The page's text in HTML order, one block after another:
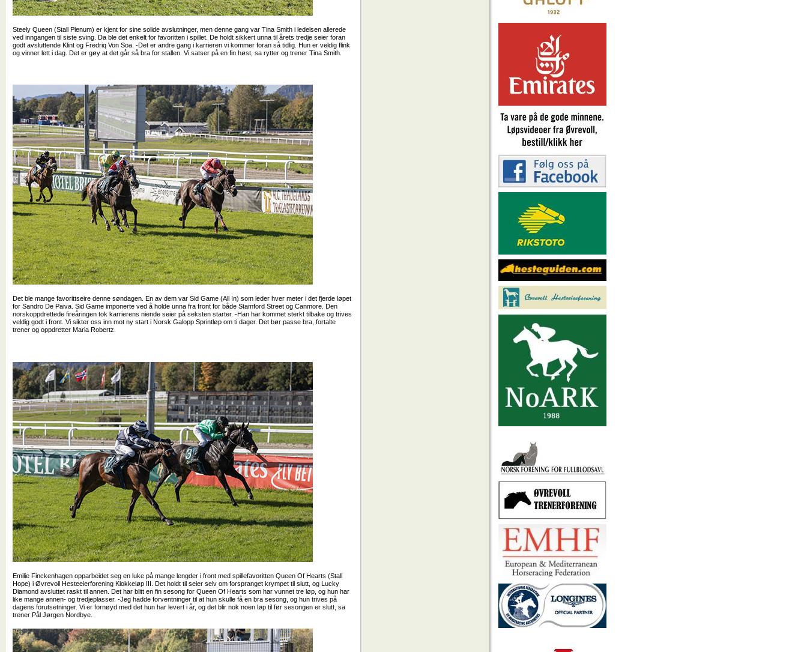
Steely Queen (Stall Plenum) er kjent for sine solide avslutninger, men denne gang var Tina Smith i ledelsen allerede
ved inngangen til siste sving. Da ble det enkelt for favoritten i spillet. De holdt sikkert unna til årets tredje seier foran
godt avsluttende Klint og Fredriq Von Soa. -Det er andre gang i karrieren vi kommer foran så tidlig. Hun er veldig flink
og vinner lett i dag. Det er gøy at det går så bra for stallen. Vi satser på en fin høst, sa rytter og trener Tina Smith.
Det ble mange favorittseire denne søndagen. En av dem var Sid Game (All In) som leder hver meter i det fjerde løpet
for Sandro De Paiva. Sid Game imponerte ved å holde unna fra front for både Stamford Street og Canmore. Den
norskoppdrettede fireåringen tok karrierens niende seier på seksten starter. -Han har kommet sterkt tilbake og trives
veldig godt i front. Vi sikter oss inn mot ny start i Norsk Galopp Sprintløp om ti dager. Det bør passe bra, fortalte
trener og oppdretter Maria Robertz.
Emilie Finckenhagen opparbeidet seg en luke på mange lengder i front med spillefavoritten Queen Of Hearts (Stall
Hope) i Øvrevoll Hesteeierforening Klokkeløp III. Det holdt til seier selv om forspranget krympet til slutt, og Lucky
Diamond avsluttet raskt til annen. Det har blitt en fin sesong for Queen Of Hearts som har vunnet tre løp, og hun har
like mange annen- og tredjeplasser. -Jeg hadde forventninger til at hun skulle få en bra sesong, og hun trives på
dagens forutsetninger. Vi er fornøyd med det hun har levert i år, og det blir nok noen løp til før sesongen er slutt, sa
trener Pål Jørgen Nordbye.